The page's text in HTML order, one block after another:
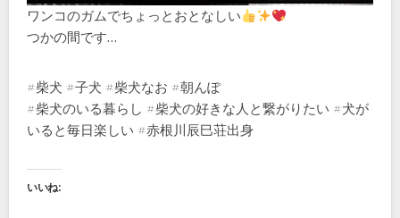
ワンコのガムでちょっとおとなしい
つかの間です…
#柴犬 #子犬 #柴犬なお #朝んぽ
#柴犬のいる暮らし #柴犬の好きな人と繋がりたい #犬が
いると毎日楽しい #赤根川辰巳荘出身
いいね: